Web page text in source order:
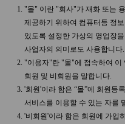
"몰" 이란 "회사"가 재화 또는
제공하기 위하여 컴퓨터등 정
있도록 설정한 가상의 영업장
사업자의 의미로도 사용합니다.
"이용자"란 "몰"에 접속하여 이
회원 및 비회원을 말합니다.
'회원'이라 함은 “몰”에 회원등
서비스를 이용할 수 있는 자를
'비회원'이라 함은 회원에 가입